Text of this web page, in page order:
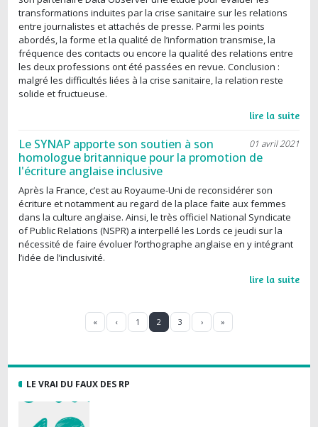
transformations induites par la crise sanitaire sur les relations
entre journalistes et attachés de presse. Parmi les points
abordés, la forme et la qualité de l’information transmise, la
fréquence des contacts ou encore la qualité des relations entre
les deux professions ont été passées en revue. Conclusion :
malgré les difficultés liées à la crise sanitaire, la relation reste
solide et fructueuse.
lire la suite
01 avril 2021
Le SYNAP apporte son soutien à son
homologue britannique pour la promotion de
l'écriture anglaise inclusive
Après la France, c’est au Royaume-Uni de reconsidérer son
écriture et notamment au regard de la place faite aux femmes
dans la culture anglaise. Ainsi, le très officiel National Syndicate
of Public Relations (NSPR) a interpellé les Lords ce jeudi sur la
nécessité de faire évoluer l’orthographe anglaise en y intégrant
l’idée de l’inclusivité.
lire la suite
Pagination
Première page
« Page précédente
‹ Page
1 Page
2 Page
3 Page suivante
› Dernière page
»
LE VRAI DU FAUX DES RP